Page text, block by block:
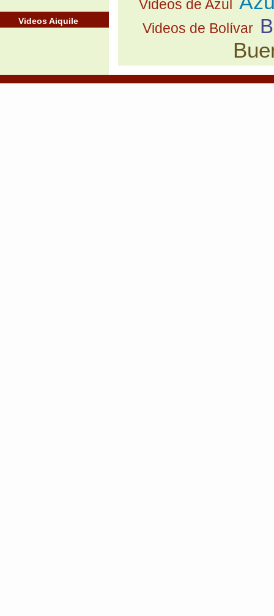
Videos Aiquile
Videos de Azul
Videos de Bolívar